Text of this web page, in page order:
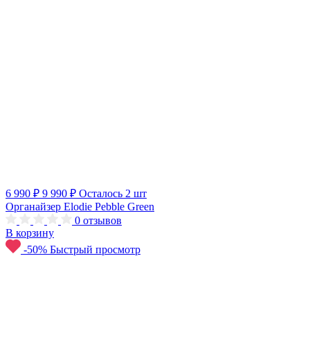
6 990 ₽ 9 990 ₽ Осталось 2 шт
Органайзер Elodie Pebble Green
0 отзывов
В корзину
-50% Быстрый просмотр